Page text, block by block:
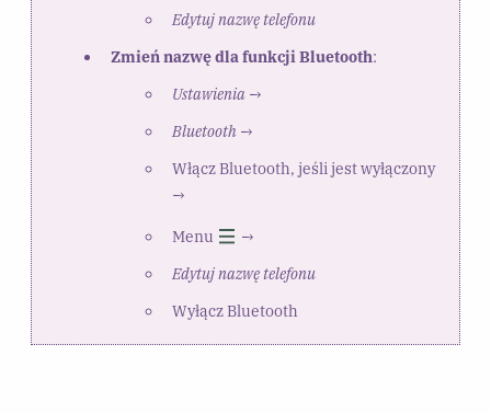
Edytuj nazwę telefonu
Zmień nazwę dla funkcji Bluetooth:
Ustawienia→
Bluetooth→
Włącz Bluetooth, jeśli jest wyłączony
→
Menu
→
Edytuj nazwę telefonu
Wyłącz Bluetooth